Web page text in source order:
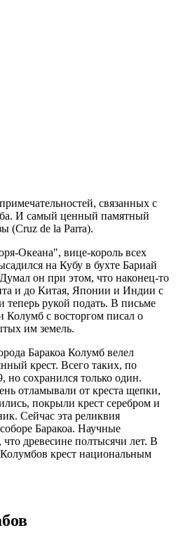
связанных с
И самый ценный памятный
(Cruz de la Parra).
Океана", вице-король всех
на Кубу в бухте Бариай
он при этом, что наконец-то
и до Китая, Японии и Индии с
теперь рукой подать. В письме
Колумб с восторгом писал о
им земель.
Баракоа Колумб велел
крест. Всего таких, по
но сохранился только один.
отламывали от креста щепки,
покрыли крест серебром и
Сейчас эта реликвия
Баракоа. Научные
древесине полтысячи лет. В
крест национальным